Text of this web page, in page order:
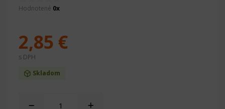
Hodnotené 0x
Skladom
2,85 €
s DPH